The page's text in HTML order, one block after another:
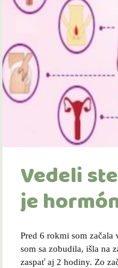
Vedeli
je
Pred 6 rokmi som
som sa zobudila, išla na
zaspať aj 2 hodiny. Zo